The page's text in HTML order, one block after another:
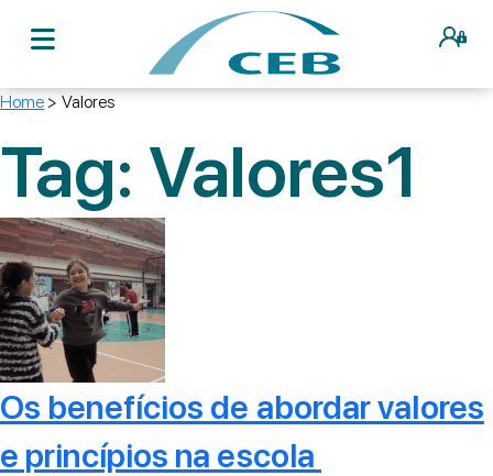
Home > Valores
Tag: Valores1
Os benefícios de abordar valores
e princípios na escola